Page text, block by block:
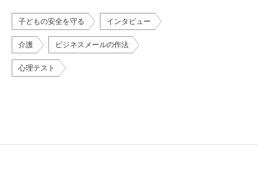
子どもの安全を守る インタビュー
介護 ビジネスメールの作法
心理テスト